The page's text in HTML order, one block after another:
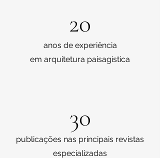
20
anos de experiência
em arquitetura paisagística
30
publicações nas principais revistas
especializadas